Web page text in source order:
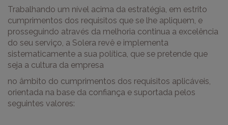
Trabalhando um nível acima da estratégia, em estrito
cumprimentos dos requisitos que se lhe apliquem, e
prosseguindo através da melhoria continua a excelência
do seu serviço, a Solera revê e implementa
sistematicamente a sua política, que se pretende que
seja a cultura da empresa
no âmbito do cumprimentos dos requisitos aplicáveis,
orientada na base da confiança e suportada pelos
seguintes valores: